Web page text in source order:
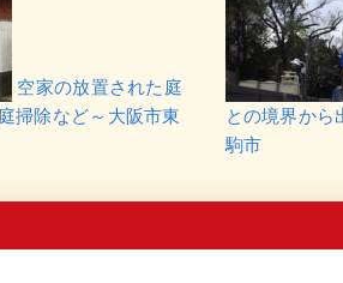
空家の放置された庭
掃除など～大阪市東
との境界か
駒市